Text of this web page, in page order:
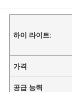
하이 라이트:
가격
공급 능력